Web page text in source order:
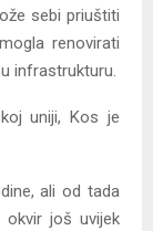
sebi priuštiti
renovirati
infrastrukturu.
uniji, Kos je
ali od tada
okvir još uvijek